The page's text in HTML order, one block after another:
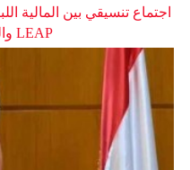
اجتماع تنسيقي بين المالية
LEAP والتنمية الرقمية